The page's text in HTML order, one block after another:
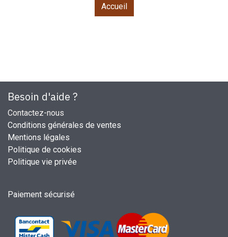
Accueil
Besoin d'aide ?
Contactez-nous
Conditions générales de ventes
Mentions légales
Politique de cookies
Politique vie privée
Paiement sécurisé